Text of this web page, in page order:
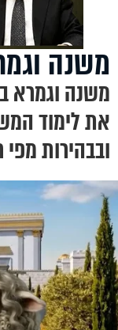
משנה
משנה וגמרא
את לימוד
ובבהירות